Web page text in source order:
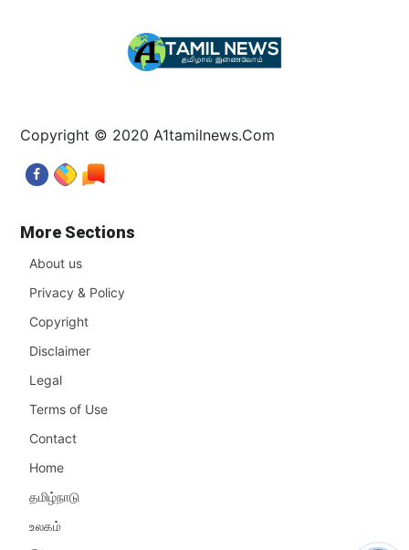
Copyright © 2020 A1tamilnews.Com
More Sections
About us
Privacy & Policy
Copyright
Disclaimer
Legal
Terms of Use
Contact
Home
தமிழ்நாடு
உலகம்